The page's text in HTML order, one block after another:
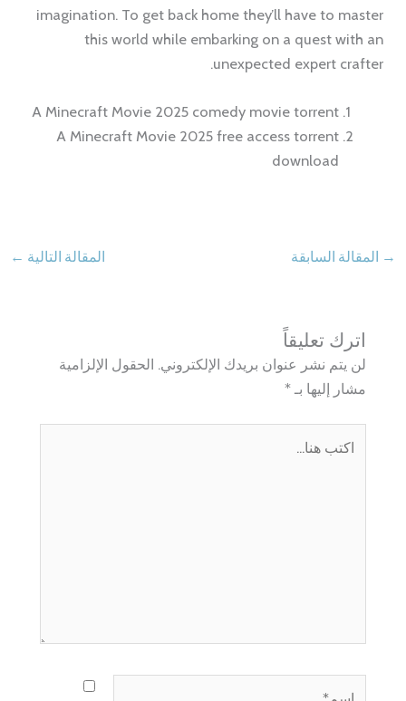
imagination. To get back home they’ll have to master
this world while embarking on a quest with an
unexpected expert crafter.
A Minecraft Movie 2025 comedy movie torrent
A Minecraft Movie 2025 free access torrent
download
→ المقالة السابقة المقالة التالية ←
اترك تعليقاً
لن يتم نشر عنوان بريدك الإلكتروني. الحقول الإلزامية
مشار إليها بـ *
هنا...